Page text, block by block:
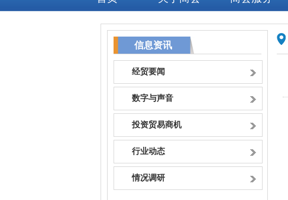
信息资讯
经贸要闻
数字与声音
投资贸易商机
行业动态
情况调研